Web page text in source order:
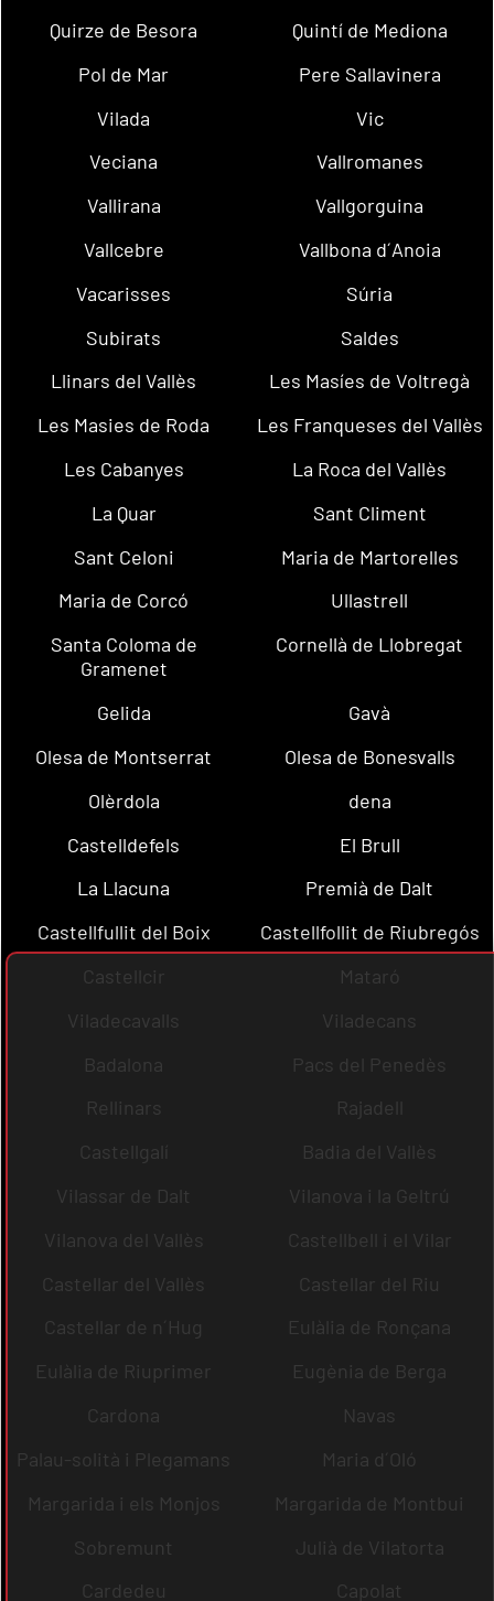
Quirze de Besora
Quintí de Mediona
Pol de Mar
Pere Sallavinera
Vilada
Vic
Veciana
Vallromanes
Vallirana
Vallgorguina
Vallcebre
Vallbona d´Anoia
Vacarisses
Súria
Subirats
Saldes
Llinars del Vallès
Les Masíes de Voltregà
Les Masies de Roda
Les Franqueses del Vallès
Les Cabanyes
La Roca del Vallès
La Quar
Sant Climent
Sant Celoni
Maria de Martorelles
Maria de Corcó
Ullastrell
Santa Coloma de
Gramenet
Cornellà de Llobregat
Gelida
Gavà
Olesa de Montserrat
Olesa de Bonesvalls
Olèrdola
dena
Castelldefels
El Brull
La Llacuna
Premià de Dalt
Castellfullit del Boix
Castellfollit de Riubregós
Castellcir
Mataró
Viladecavalls
Viladecans
Badalona
Pacs del Penedès
Rellinars
Rajadell
Castellgalí
Badia del Vallès
Vilassar de Dalt
Vilanova i la Geltrú
Vilanova del Vallès
Castellbell i el Vilar
Castellar del Vallès
Castellar del Riu
Castellar de n´Hug
Eulàlia de Ronçana
Eulàlia de Riuprimer
Eugènia de Berga
Cardona
Navas
Palau-solità i Plegamans
Maria d´Oló
Margarida i els Monjos
Margarida de Montbui
Sobremunt
Julià de Vilatorta
Cardedeu
Capolat